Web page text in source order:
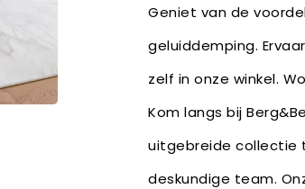
Geniet van de
geluiddemping.
zelf in onze winkel.
Kom langs bij
uitgebreide collectie
deskundige team.